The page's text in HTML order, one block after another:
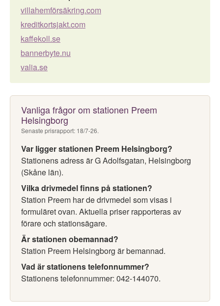
villahemförsäkring.com
kreditkortsjakt.com
kaffekoll.se
bannerbyte.nu
valia.se
Vanliga frågor om stationen Preem
Helsingborg
Senaste prisrapport: 18/7-26.
Var ligger stationen Preem Helsingborg?
Stationens adress är G Adolfsgatan, Helsingborg
(Skåne län).
Vilka drivmedel finns på stationen?
Station Preem har de drivmedel som visas i
formuläret ovan. Aktuella priser rapporteras av
förare och stationsägare.
Är stationen obemannad?
Station Preem Helsingborg är bemannad.
Vad är stationens telefonnummer?
Stationens telefonnummer: 042-144070.